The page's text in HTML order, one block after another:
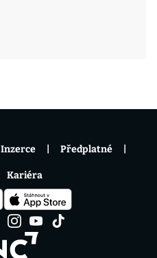
Inzerce Předplatné
Kariéra